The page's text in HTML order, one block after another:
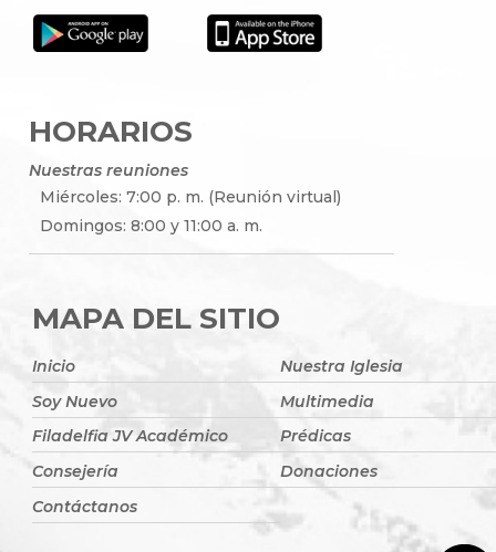
HORARIOS
Nuestras reuniones
Miércoles: 7:00 p. m. (Reunión virtual)
Domingos: 8:00 y 11:00 a. m.
MAPA DEL SITIO
Inicio
Nuestra Iglesia
Soy Nuevo
Multimedia
Filadelfia JV Académico
Prédicas
Consejería
Donaciones
Contáctanos